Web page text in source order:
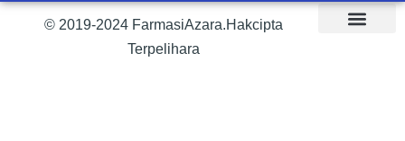
© 2019-2024 FarmasiAzara.Hakcipta
Terpelihara